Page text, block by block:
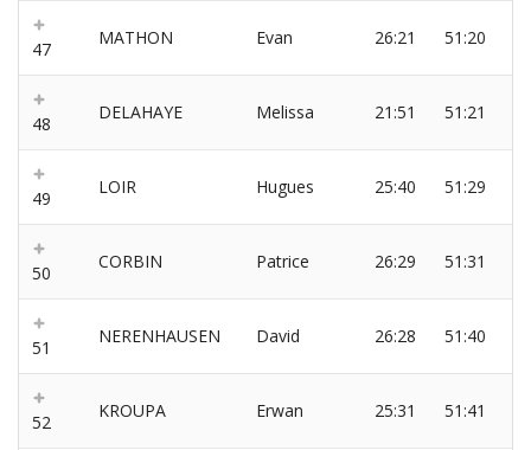
47
MATHON Evan 26:21 51:20
48
DELAHAYE Melissa 21:51 51:21
49
LOIR Hugues 25:40 51:29
50
CORBIN Patrice 26:29 51:31
51
NERENHAUSEN David 26:28 51:40
52
KROUPA Erwan 25:31 51:41